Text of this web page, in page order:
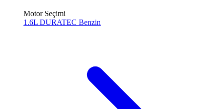
Motor Seçimi
1.6L DURATEC Benzin